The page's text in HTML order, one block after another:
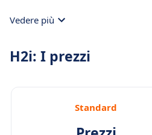
Vedere più
H2i: I prezzi
Standard